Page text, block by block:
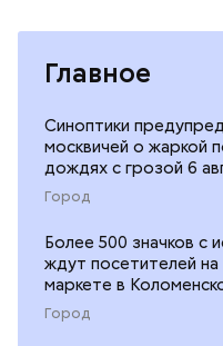
Главное
Синоптики
москвичей о жаркой
дождях с грозой 6
Город
Более 500 значков с
ждут посетителей
маркете в
Город
Как
не